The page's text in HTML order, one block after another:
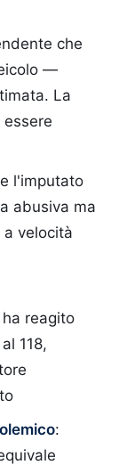
che
—
La
l'imputato
abusiva ma
velocità
reagito
118,
: